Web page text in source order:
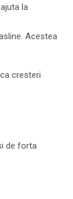
la
Acestea
cresteri
de forta